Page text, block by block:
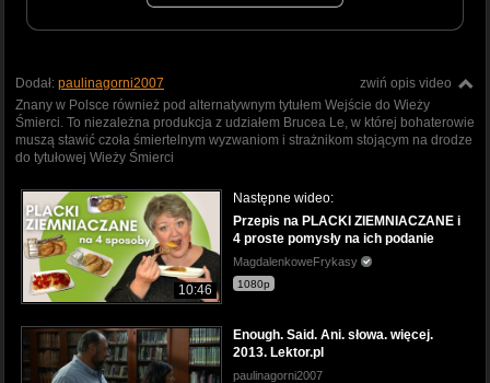
zwiń opis video
Dodał: paulinagorni2007
Znany w Polsce również pod alternatywnym tytułem Wejście do Wieży
Śmierci. To niezależna produkcja z udziałem Brucea Le, w której bohaterowie
muszą stawić czoła śmiertelnym wyzwaniom i strażnikom stojącym na drodze
do tytułowej Wieży Śmierci
10:46
Następne wideo:
Przepis na PLACKI ZIEMNIACZANE i
4 proste pomysły na ich podanie
MagdalenkoweFrykasy
1080p
Enough. Said. Ani. słowa. więcej.
2013. Lektor.pl
paulinagorni2007